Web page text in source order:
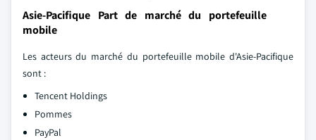
Asie-Pacifique Part de marché du portefeuille
mobile
Les acteurs du marché du portefeuille mobile d'Asie-Pacifique
sont :
Tencent Holdings
Pommes
PayPal